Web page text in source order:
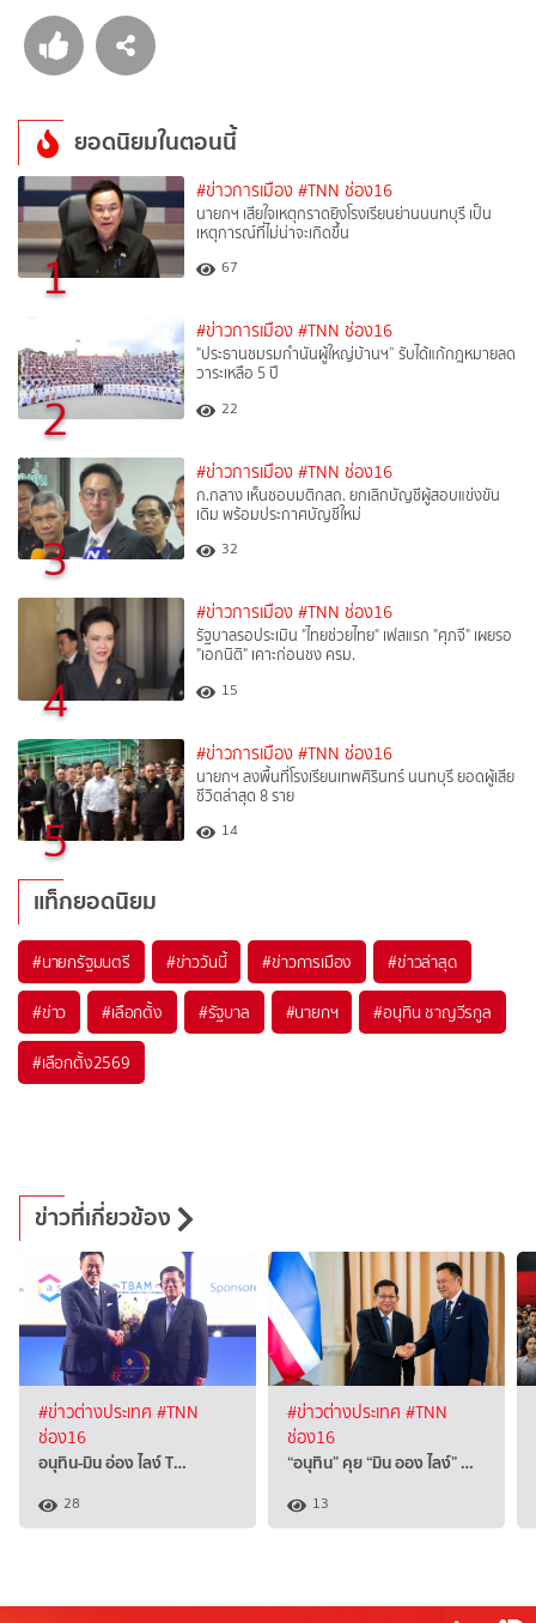
ยอดนิยมในตอนนี้
1
#ข่าวการเมือง #TNN ช่อง16
นายกฯ เสียใจเหตุกราดยิงโรงเรียนย่านนนทบุรี เป็น
เหตุการณ์ที่ไม่น่าจะเกิดขึ้น
67
2
#ข่าวการเมือง #TNN ช่อง16
"ประธานชมรมกำนันผู้ใหญ่บ้านฯ” รับได้แก้กฎหมายลด
วาระเหลือ 5 ปี
22
3
#ข่าวการเมือง #TNN ช่อง16
ก.กลาง เห็นชอบมติกสถ. ยกเลิกบัญชีผู้สอบแข่งขัน
เดิม พร้อมประกาศบัญชีใหม่
32
4
#ข่าวการเมือง #TNN ช่อง16
รัฐบาลรอประเมิน "ไทยช่วยไทย" เฟสแรก "ศุภจี" เผยรอ
"เอกนิติ" เคาะก่อนชง ครม.
15
5
#ข่าวการเมือง #TNN ช่อง16
นายกฯ ลงพื้นที่โรงเรียนเทพศิรินทร์ นนทบุรี ยอดผู้เสีย
ชีวิตล่าสุด 8 ราย
14
แท็กยอดนิยม
#นายกรัฐมนตรี #ข่าววันนี้ #ข่าวการเมือง #ข่าวล่าสุด
#ข่าว #เลือกตั้ง #รัฐบาล #นายกฯ #อนุทิน ชาญวีรกูล
#เลือกตั้ง2569
ข่าวที่เกี่ยวข้อง
#ข่าวต่างประเทศ #TNN
ช่อง16
อนุทิน-มิน อ่อง ไลง์ T…
28
#ข่าวต่างประเทศ #TNN
ช่อง16
“อนุทิน” คุย “มิน ออง ไลง์” …
13